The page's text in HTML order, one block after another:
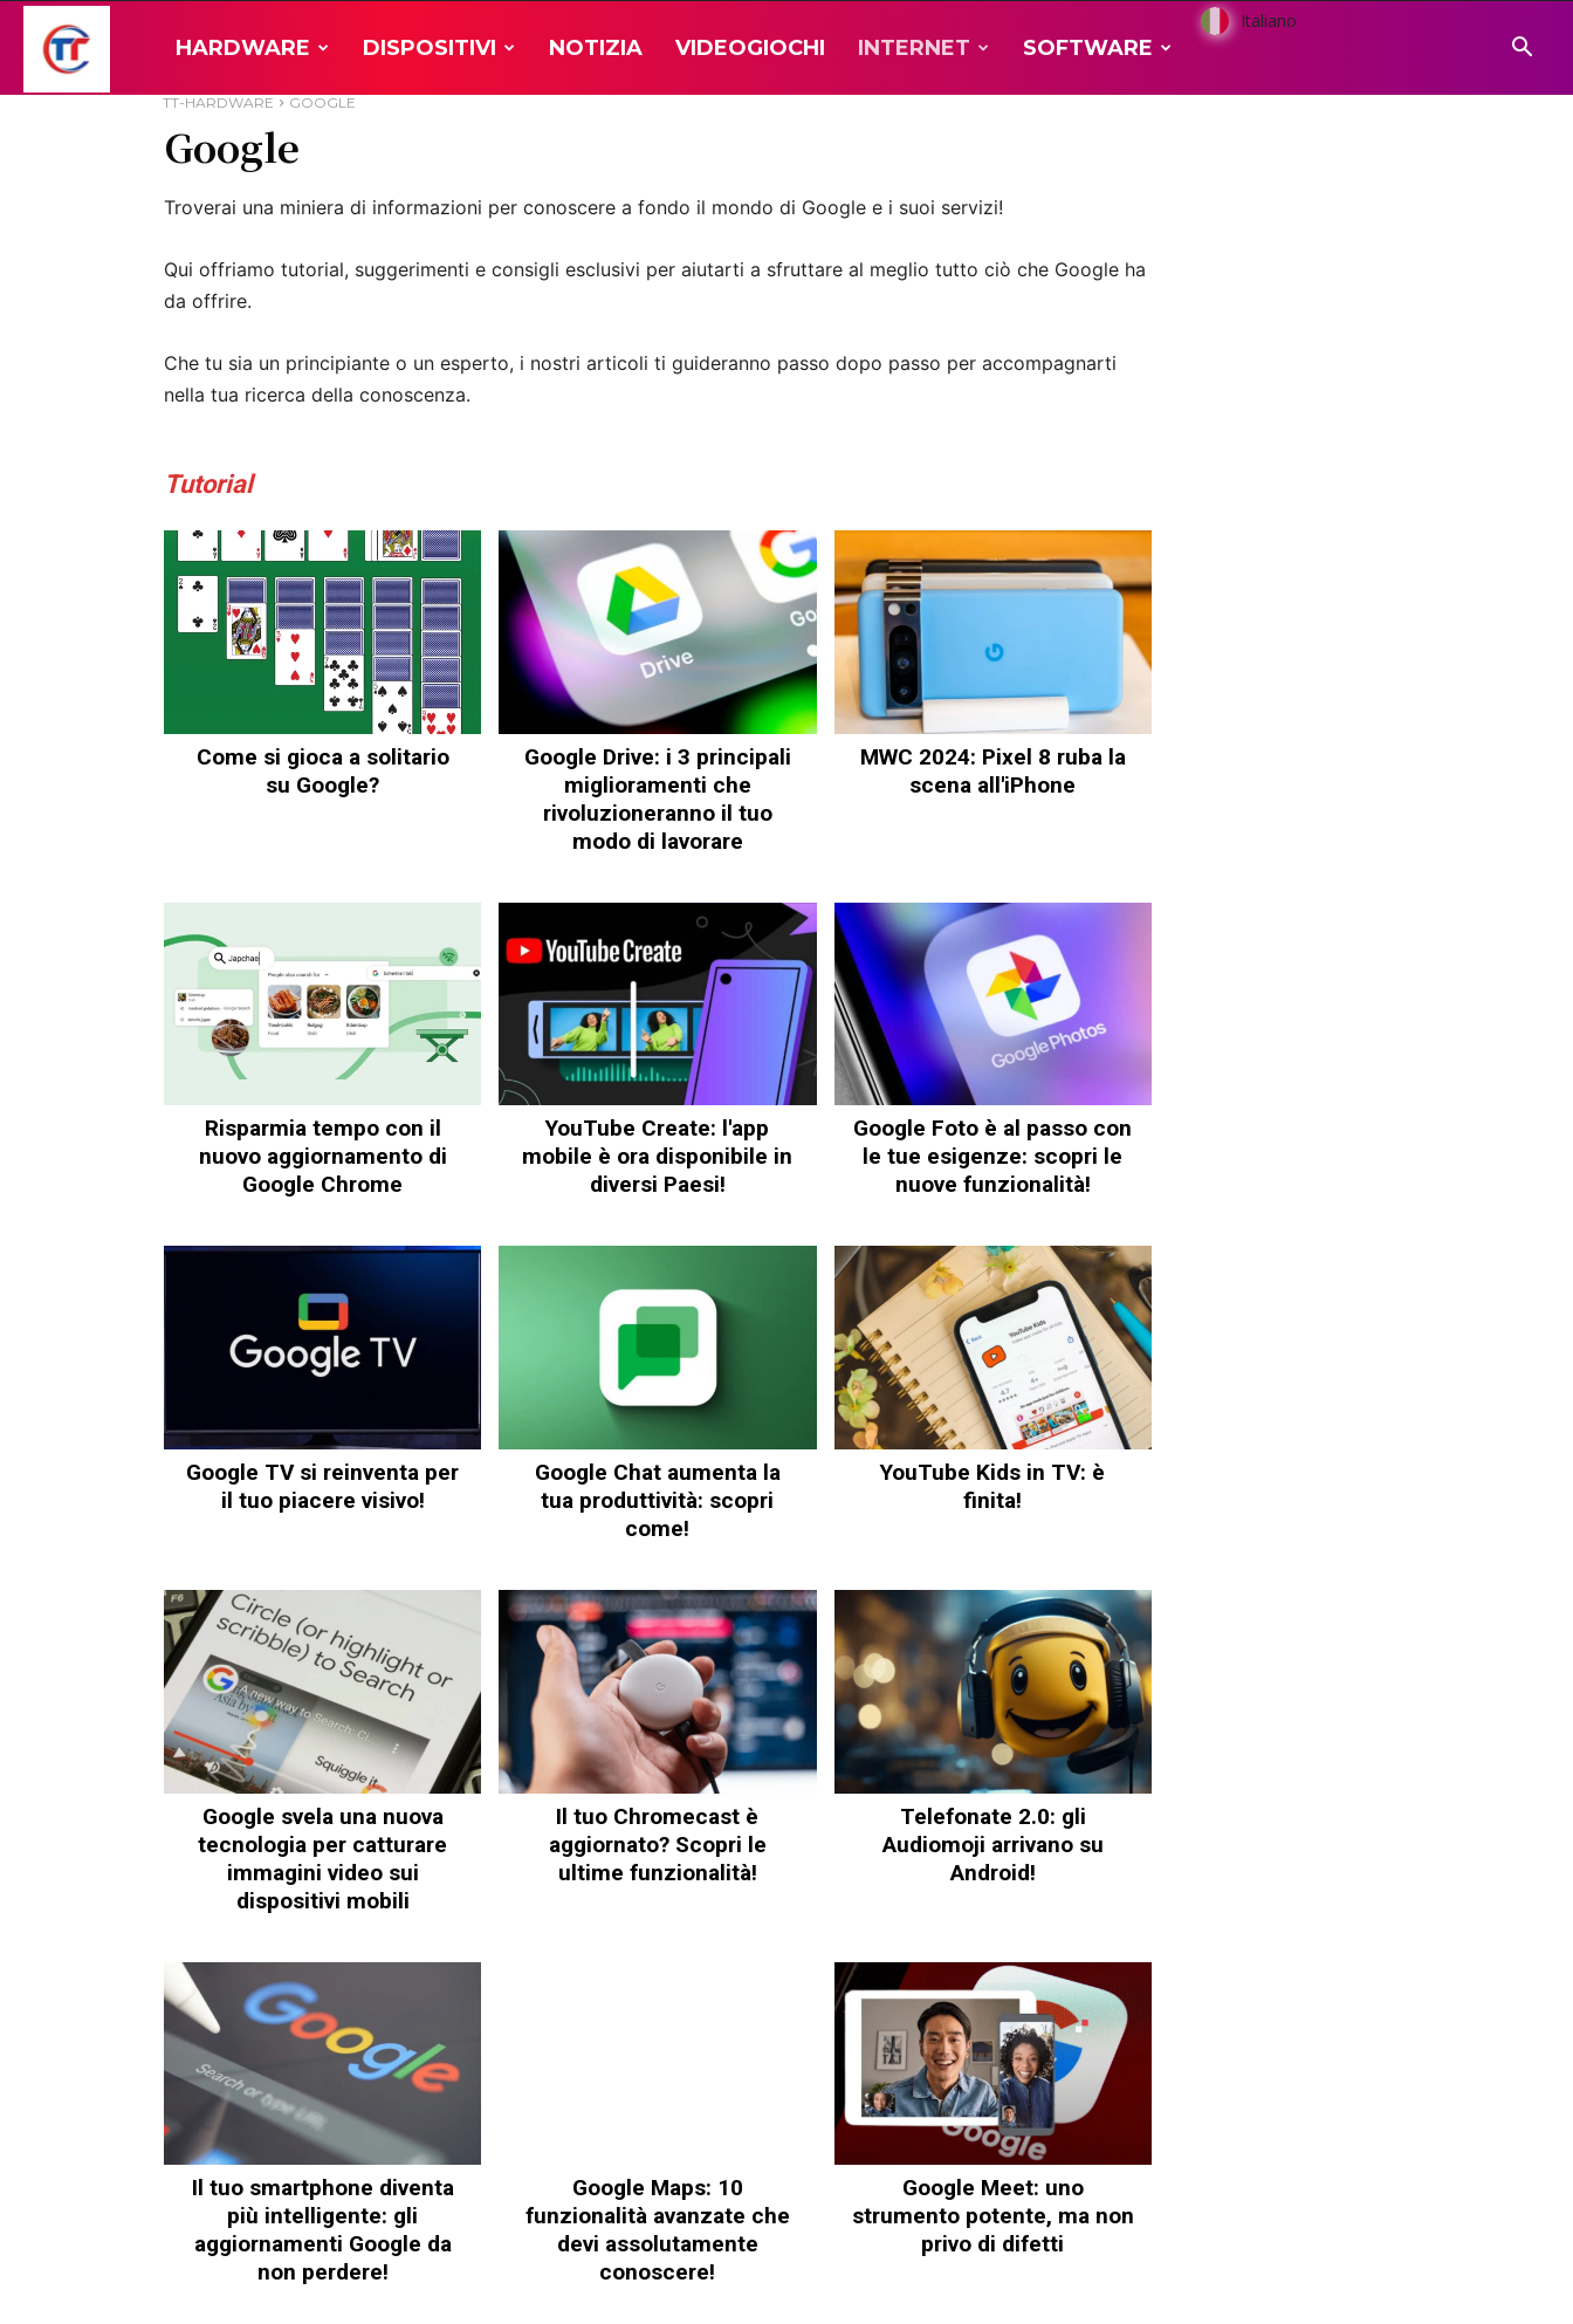
Hardware
HARDWARE DISPOSITIVI NOTIZIA VIDEOGIOCHI INTERNET SOFTWARE
Italiano
TT-HARDWARE GOOGLE
Google
Troverai una miniera di informazioni per conoscere a fondo il mondo di Google e i suoi servizi!
Qui offriamo tutorial, suggerimenti e consigli esclusivi per aiutarti a sfruttare al meglio tutto ciò che Google ha
da offrire.
Che tu sia un principiante o un esperto, i nostri articoli ti guideranno passo dopo passo per accompagnarti
nella tua ricerca della conoscenza.
Tutorial
Come si gioca a solitario
su Google?
Google Drive: i 3 principali
miglioramenti che
rivoluzioneranno il tuo
modo di lavorare
MWC 2024: Pixel 8 ruba la
scena all'iPhone
Risparmia tempo con il
nuovo aggiornamento di
Google Chrome
YouTube Create: l'app
mobile è ora disponibile in
diversi Paesi!
Google Foto è al passo con
le tue esigenze: scopri le
nuove funzionalità!
Google TV si reinventa per
il tuo piacere visivo!
Google Chat aumenta la
tua produttività: scopri
come!
YouTube Kids in TV: è
finita!
Google svela una nuova
tecnologia per catturare
immagini video sui
dispositivi mobili
Il tuo Chromecast è
aggiornato? Scopri le
ultime funzionalità!
Telefonate 2.0: gli
Audiomoji arrivano su
Android!
Il tuo smartphone diventa
più intelligente: gli
aggiornamenti Google da
non perdere!
Google Maps: 10
funzionalità avanzate che
devi assolutamente
conoscere!
Google Meet: uno
strumento potente, ma non
privo di difetti